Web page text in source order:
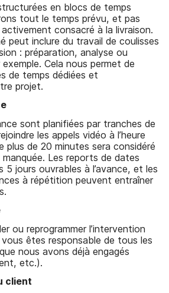
en blocs de temps
tout le temps prévu, et pas
consacré à la livraison.
peut inclure du travail de coulisses
: préparation, analyse ou
Cela nous permet de
de temps dédiées et
projet.
sont planifiées par tranches de
les appels vidéo à l’heure
plus de 20 minutes sera considéré
Les reports de dates
jours ouvrables à l’avance, et les
à répétition peuvent entraîner
ou reprogrammer l’intervention
êtes responsable de tous les
nous avons déjà engagés
etc.).
client